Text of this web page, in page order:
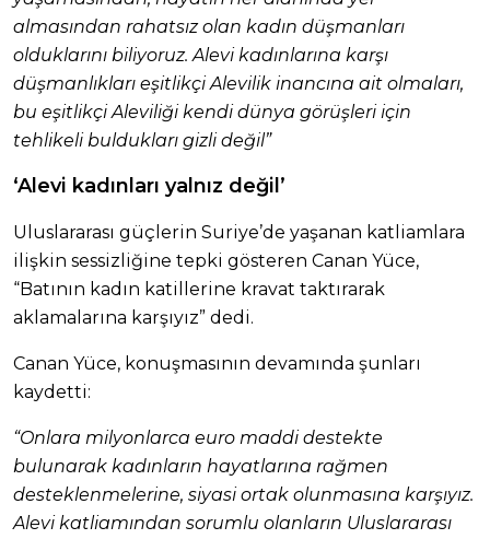
almasından rahatsız olan kadın düşmanları
olduklarını biliyoruz. Alevi kadınlarına karşı
düşmanlıkları eşitlikçi Alevilik inancına ait olmaları,
bu eşitlikçi Aleviliği kendi dünya görüşleri için
tehlikeli buldukları gizli değil”
‘Alevi kadınları yalnız değil’
Uluslararası güçlerin Suriye’de yaşanan katliamlara
ilişkin sessizliğine tepki gösteren Canan Yüce,
“Batının kadın katillerine kravat taktırarak
aklamalarına karşıyız” dedi.
Canan Yüce, konuşmasının devamında şunları
kaydetti:
“Onlara milyonlarca euro maddi destekte
bulunarak kadınların hayatlarına rağmen
desteklenmelerine, siyasi ortak olunmasına karşıyız.
Alevi katliamından sorumlu olanların Uluslararası